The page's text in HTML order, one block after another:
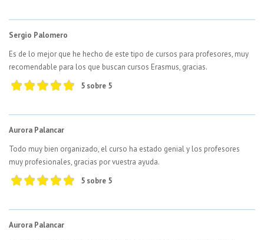
Sergio Palomero
Es de lo mejor que he hecho de este tipo de cursos para profesores, muy
recomendable para los que buscan cursos Erasmus, gracias.
5 sobre 5
Aurora Palancar
Todo muy bien organizado, el curso ha estado genial y los profesores
muy profesionales, gracias por vuestra ayuda.
5 sobre 5
Aurora Palancar